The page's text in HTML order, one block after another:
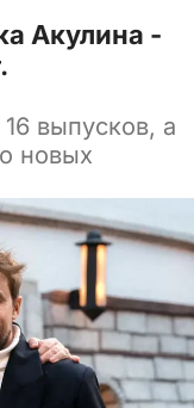
Акулина -
выпусков, а
новых